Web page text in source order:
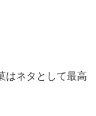
はネタとして最高